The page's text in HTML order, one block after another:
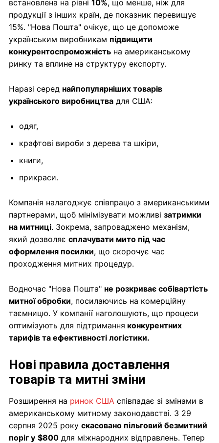
встановлена на рівні 10%, що менше, ніж для
продукції з інших країн, де показник перевищує
15%. "Нова Пошта" очікує, що це допоможе
українським виробникам підвищити
конкурентоспроможність на американському
ринку та вплине на структуру експорту.
Наразі серед найпопулярніших товарів
українського виробництва для США:
одяг,
крафтові вироби з дерева та шкіри,
книги,
прикраси.
Компанія налагоджує співпрацю з американськими
партнерами, щоб мінімізувати можливі затримки
на митниці. Зокрема, запроваджено механізм,
який дозволяє сплачувати мито під час
оформлення посилки, що скорочує час
проходження митних процедур.
Водночас "Нова Пошта" не розкриває собівартість
митної обробки, посилаючись на комерційну
таємницю. У компанії наголошують, що процеси
оптимізують для підтримання конкурентних
тарифів та ефективності логістики.
Нові правила доставлення
товарів та митні зміни
Розширення на ринок США співпадає зі змінами в
американському митному законодавстві. З 29
серпня 2025 року скасовано пільговий безмитний
поріг у $800 для міжнародних відправлень. Тепер